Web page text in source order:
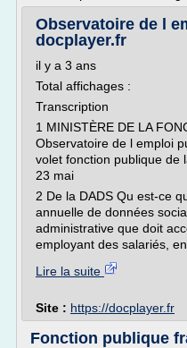
Observatoire de l
docplayer.fr
il y a 3 ans
Total affichages :
Transcription
1 MINISTÈRE DE LA
Observatoire de l emploi
volet fonction publique de
23 mai
2 De la DADS Qu est-ce
annuelle de données
administrative que doit
employant des salariés, en
Lire la suite
Site : https://docplayer.fr
Fonction publique